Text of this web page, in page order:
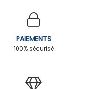
PAIEMENTS
100% sécurisé